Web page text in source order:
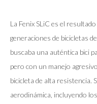
La Fenix SLiC es el
generaciones de bicicletas
buscaba una auténtica bici
pero con un manejo
bicicleta de alta resistencia.
aerodinámica, incluyendo